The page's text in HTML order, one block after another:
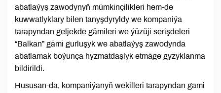
abatlaýyş zawodynyň mümkinçilikleri hem-de
kuwwatlyklary bilen tanyşdyryldy we kompaniýa
tarapyndan geljekde gämileri we ýüzüji serişdeleri
“Balkan” gämi gurluşyk we abatlaýyş zawodynda
abatlamak boýunça hyzmatdaşlyk etmäge gyzyklanma
bildirildi.
Hususan-da, kompaniýanyň wekilleri tarapyndan gami